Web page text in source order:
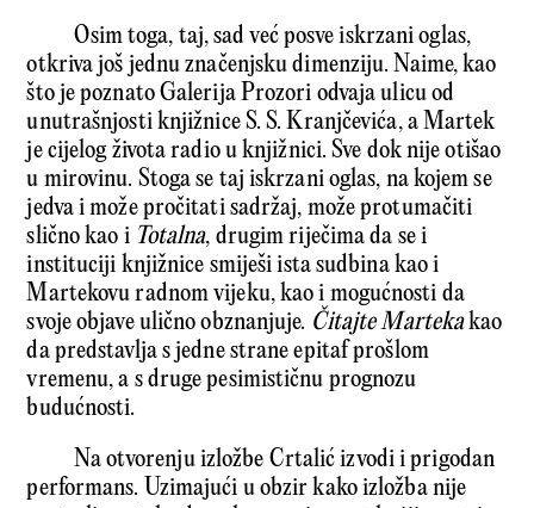
Osim toga, taj, sad već posve iskrzani oglas,
otkriva još jednu značenjsku dimenziju. Naime, kao
što je poznato Galerija Prozori odvaja ulicu od
unutrašnjosti knjižnice S. S. Kranjčevića, a Martek
je cijelog života radio u knjižnici. Sve dok nije otišao
u mirovinu. Stoga se taj iskrzani oglas, na kojem se
jedva i može pročitati sadržaj, može protumačiti
slično kao i Totalna, drugim riječima da se i
instituciji knjižnice smiješi ista sudbina kao i
Martekovu radnom vijeku, kao i mogućnosti da
svoje objave ulično obznanjuje. Čitajte Martekakao
da predstavlja s jedne strane epitaf prošlom
vremenu, a s druge pesimističnu prognozu
budućnosti.
Na otvorenju izložbe Crtalić izvodi i prigodan
performans. Uzimajući u obzir kako izložba nije